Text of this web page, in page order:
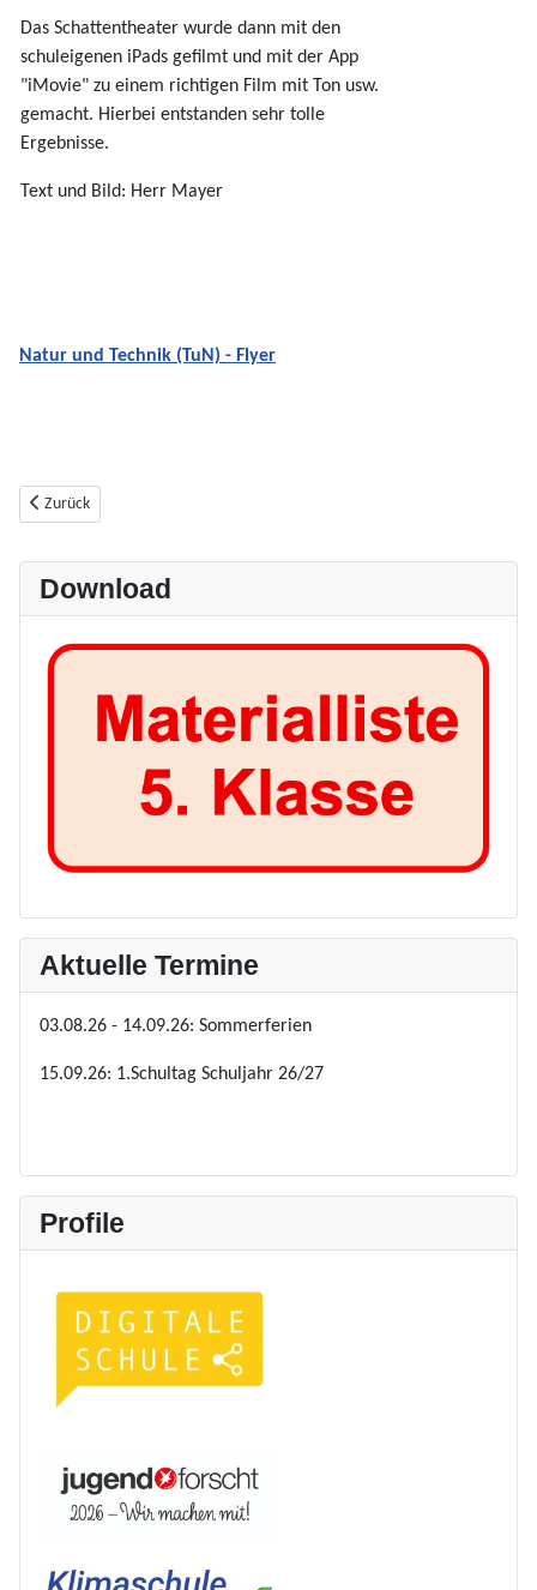
Das Schattentheater wurde dann mit den
schuleigenen iPads gefilmt und mit der App
"iMovie" zu einem richtigen Film mit Ton usw.
gemacht. Hierbei entstanden sehr tolle
Ergebnisse.
Text und Bild: Herr Mayer
Natur und Technik (TuN) - Flyer
Vorheriger Beitrag: Licht und Schatten” im TuN Unterricht der 6. Klassen
Zurück
Download
Aktuelle Termine
03.08.26 - 14.09.26: Sommerferien
15.09.26: 1.Schultag Schuljahr 26/27
Profile